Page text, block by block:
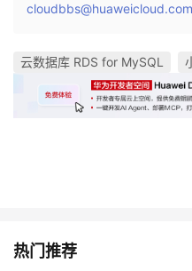
cloudbbs@huaweicloud.com
云数据库 RDS for MySQL
热门推荐